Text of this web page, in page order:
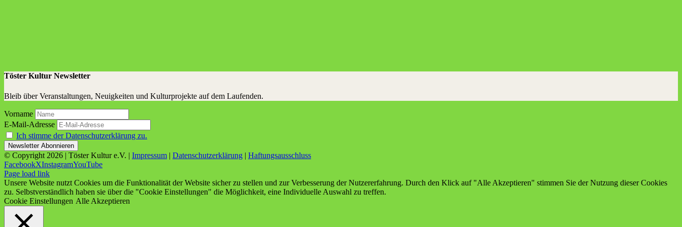
Töster Kultur Newsletter
Bleib über Veranstaltungen, Neuigkeiten und Kulturprojekte auf dem Laufenden.
Vorname
E-Mail-Adresse
Ich stimme der Datenschutzerklärung zu.
© Copyright 2026 | Töster Kultur e.V. | Impressum | Datenschutzerklärung | Haftungsausschluss
FacebookXInstagramYouTube
Page load link
Unsere Website nutzt Cookies um die Funktionalität der Website sicher zu stellen und zur Verbesserung der Nutzererfahrung. Durch den Klick auf "Alle Akzeptieren" stimmen Sie der Nutzung dieser Cookies
zu. Selbstverständlich haben sie über die "Cookie Einstellungen" die Möglichkeit, eine Individuelle Auswahl zu treffen.
Cookie Einstellungen Alle Akzeptieren